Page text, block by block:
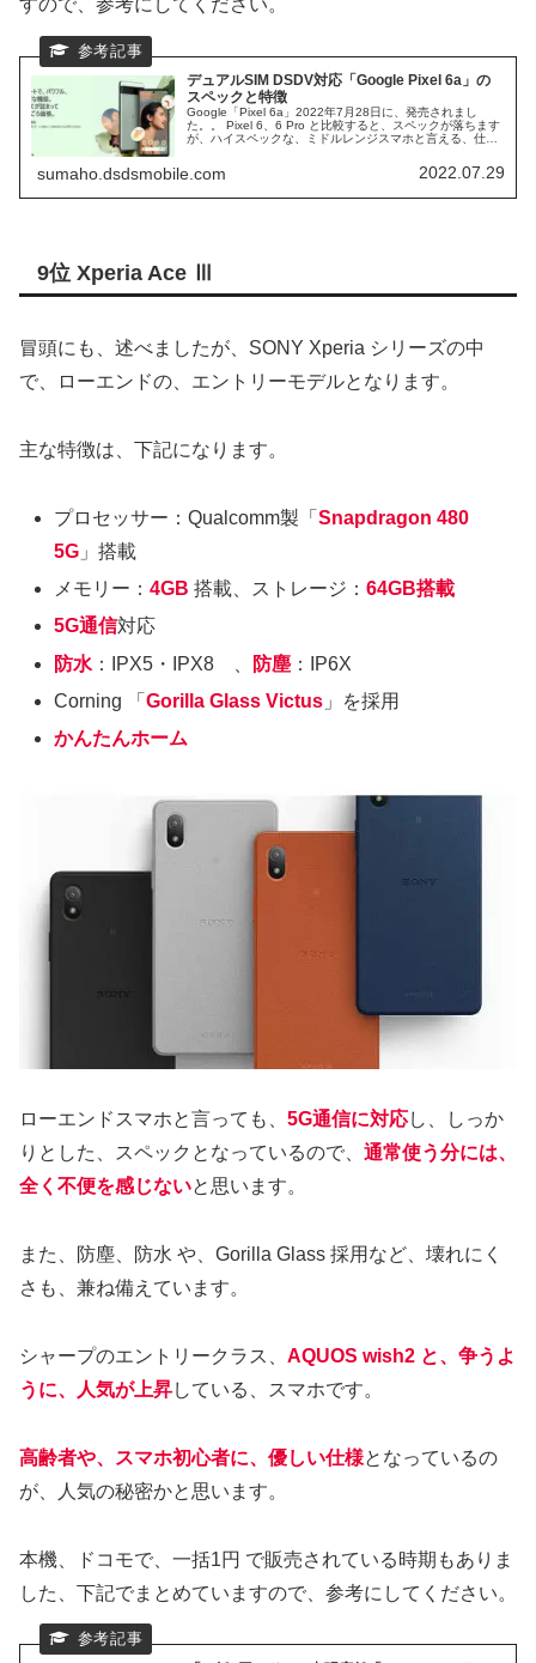
デュアルSIM DSDV対応「Google Pixel 6a」の
スペックと特徴
Google「Pixel 6a」2022年7月28日に、発売されまし
た。。 Pixel 6、6 Pro と比較すると、スペックが落ちます
が、ハイスペックな、ミドルレンジスマホと言える、仕様
sumaho.dsdsmobile.com 2022.07.29
9位 Xperia Ace Ⅲ
冒頭にも、述べましたが、SONY Xperia シリーズの中
で、ローエンドの、エントリーモデルとなります。
主な特徴は、下記になります。
プロセッサー：Qualcomm製「Snapdragon 480
5G 」搭載
メモリー：4GB搭載、ストレージ：64GB搭載
5G通信対応
防水 ：IPX5・IPX8 、 防塵：IP6X
Corning 「Gorilla Glass Victus 」を採用
かんたんホーム
ローエンドスマホと言っても、 5G通信に対応し、しっか
りとした、スペックとなっているので、 通常使う分には、
全く不便を感じないと思います。
また、防塵、防水 や、Gorilla Glass 採用など、壊れにく
さも、兼ね備えています。
シャープのエントリークラス、 AQUOS wish2 と、争うよ
うに、人気が上昇している、スマホです。
高齢者や、スマホ初心者に、優しい仕様となっているの
が、人気の秘密かと思います。
本機、ドコモで、一括1円 で販売されている時期もありま
した、下記でまとめていますので、参考にしてください。